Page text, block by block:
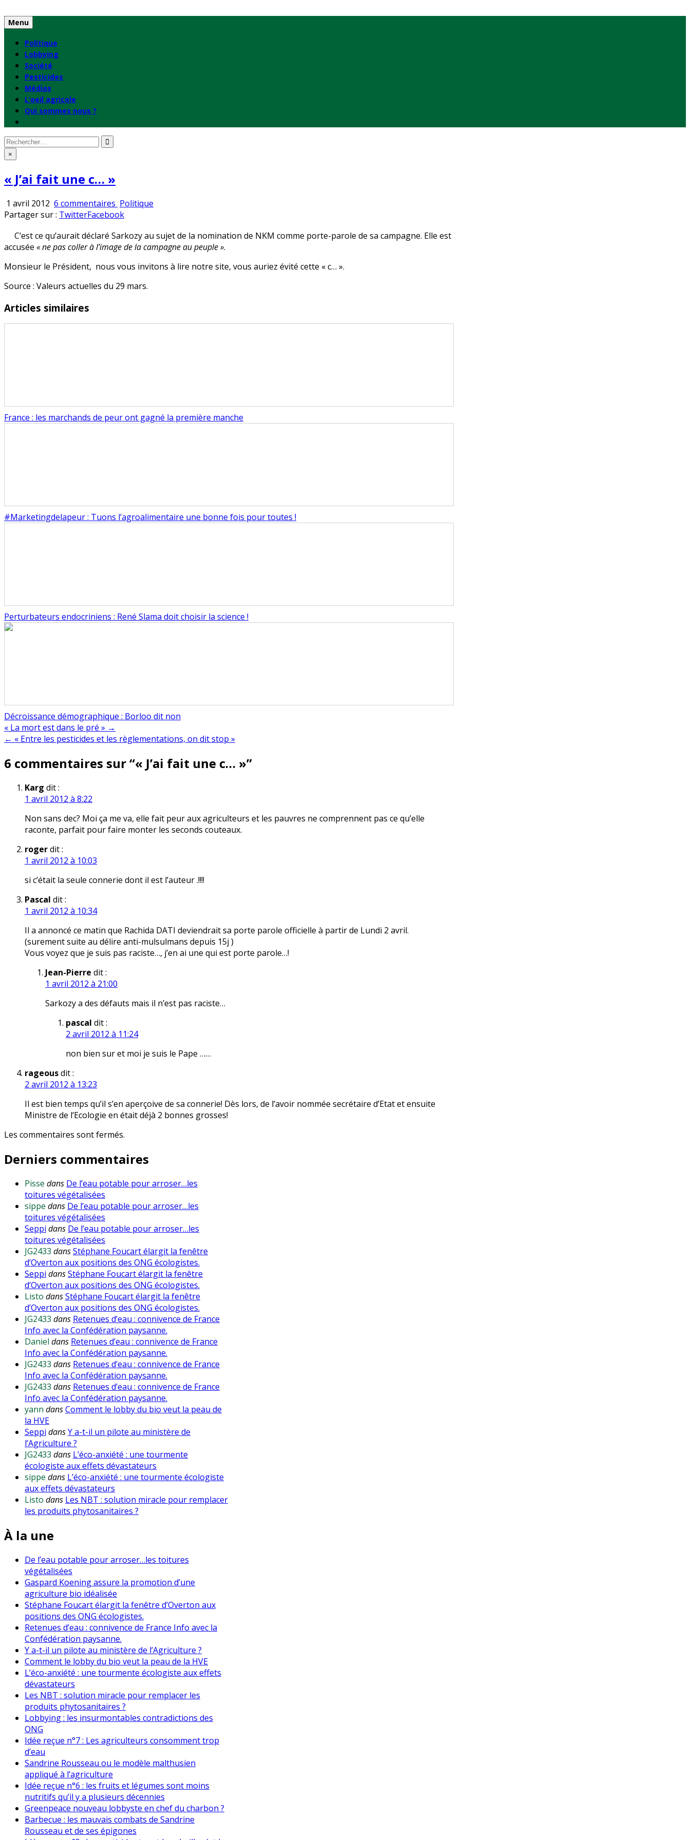
to
content
Menu
Politique
Lobbying
Société
Pesticides
Médias
L’oeil agricole
Qui sommes nous ?
Rechercher
: ×
« J’ai fait une c… »
1 avril 2012 6 commentaires sur
«
fait
une
»
Publié
en
Politique
Partager sur : TwitterFacebook
C’est ce qu’aurait déclaré Sarkozy au sujet de la nomination de NKM comme porte-parole de sa campagne. Elle est
accusée « ne pas coller à l’image de la campagne au peuple ».
Monsieur le Président, nous vous invitons à lire notre site, vous auriez évité cette « c… ».
Source : Valeurs actuelles du 29 mars.
Articles similaires
France : les marchands de peur ont gagné la première manche
#Marketingdelapeur : Tuons l’agroalimentaire une bonne fois pour toutes !
Perturbateurs endocriniens : René Slama doit choisir la science !
Décroissance démographique : Borloo dit non
Navigation
de
l’article
« La mort est dans le pré » →
← « Entre les pesticides et les règlementations, on dit stop »
6 commentaires sur “« J’ai fait une c… »”
Karg dit :
1 avril 2012 à 8:22
Non sans dec? Moi ça me va, elle fait peur aux agriculteurs et les pauvres ne comprennent pas ce qu’elle
raconte, parfait pour faire monter les seconds couteaux.
rogerdit :
1 avril 2012 à 10:03
si c’était la seule connerie dont il est l’auteur .!!!!
Pascal dit :
1 avril 2012 à 10:34
Il a annoncé ce matin que Rachida DATI deviendrait sa porte parole officielle à partir de Lundi 2 avril.
(surement suite au délire anti-mulsulmans depuis 15j )
Vous voyez que je suis pas raciste…, j’en ai une qui est porte parole…!
Jean-Pierre dit :
1 avril 2012 à 21:00
Sarkozy a des défauts mais il n’est pas raciste…
pascal dit :
2 avril 2012 à 11:24
non bien sur et moi je suis le Pape ……
rageousdit :
2 avril 2012 à 13:23
Il est bien temps qu’il s’en aperçoive de sa connerie! Dès lors, de l’avoir nommée secrétaire d’Etat et ensuite
Ministre de l’Ecologie en était déjà 2 bonnes grosses!
Les commentaires sont fermés.
Derniers commentaires
Pisse dans De l’eau potable pour arroser…les
toitures végétalisées
sippe dans De l’eau potable pour arroser…les
toitures végétalisées
Seppi dans De l’eau potable pour arroser…les
toitures végétalisées
JG2433 dansStéphane Foucart élargit la fenêtre
d’Overton aux positions des ONG écologistes.
Seppi dansStéphane Foucart élargit la fenêtre
d’Overton aux positions des ONG écologistes.
Listo dansStéphane Foucart élargit la fenêtre
d’Overton aux positions des ONG écologistes.
JG2433 dans Retenues d’eau : connivence de France
Info avec la Confédération paysanne.
Daniel dans Retenues d’eau : connivence de France
Info avec la Confédération paysanne.
JG2433 dans Retenues d’eau : connivence de France
Info avec la Confédération paysanne.
JG2433 dans Retenues d’eau : connivence de France
Info avec la Confédération paysanne.
yann dansComment le lobby du bio veut la peau de
la HVE
Seppi dansY a-t-il un pilote au ministère de
l’Agriculture ?
JG2433 dans L’éco-anxiété : une tourmente
écologiste aux effets dévastateurs
sippe dans L’éco-anxiété : une tourmente écologiste
aux effets dévastateurs
Listo dans Les NBT : solution miracle pour remplacer
les produits phytosanitaires ?
À la une
De l’eau potable pour arroser…les toitures
végétalisées
Gaspard Koening assure la promotion d’une
agriculture bio idéalisée
Stéphane Foucart élargit la fenêtre d’Overton aux
positions des ONG écologistes.
Retenues d’eau : connivence de France Info avec la
Confédération paysanne.
Y a-t-il un pilote au ministère de l’Agriculture ?
Comment le lobby du bio veut la peau de la HVE
L’éco-anxiété : une tourmente écologiste aux effets
dévastateurs
Les NBT : solution miracle pour remplacer les
produits phytosanitaires ?
Lobbying : les insurmontables contradictions des
ONG
Idée reçue n°7 : Les agriculteurs consomment trop
d’eau
Sandrine Rousseau ou le modèle malthusien
appliqué à l’agriculture
Idée reçue n°6 : les fruits et légumes sont moins
nutritifs qu’il y a plusieurs décennies
Greenpeace nouveau lobbyste en chef du charbon ?
Barbecue : les mauvais combats de Sandrine
Rousseau et de ses épigones